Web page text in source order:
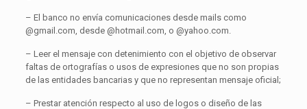
– El banco no envía comunicaciones desde mails como
@gmail.com, desde @hotmail.com, o @yahoo.com.
– Leer el mensaje con detenimiento con el objetivo de observar
faltas de ortografías o usos de expresiones que no son propias
de las entidades bancarias y que no representan mensaje oficial;
– Prestar atención respecto al uso de logos o diseño de las